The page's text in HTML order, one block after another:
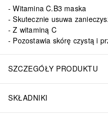
Witamina C.B3 maska
Skutecznie usuwa
Z witaminą C
Pozostawia skórę czystą i
SZCZEGÓŁY PRODUKTU
SKŁADNIKI